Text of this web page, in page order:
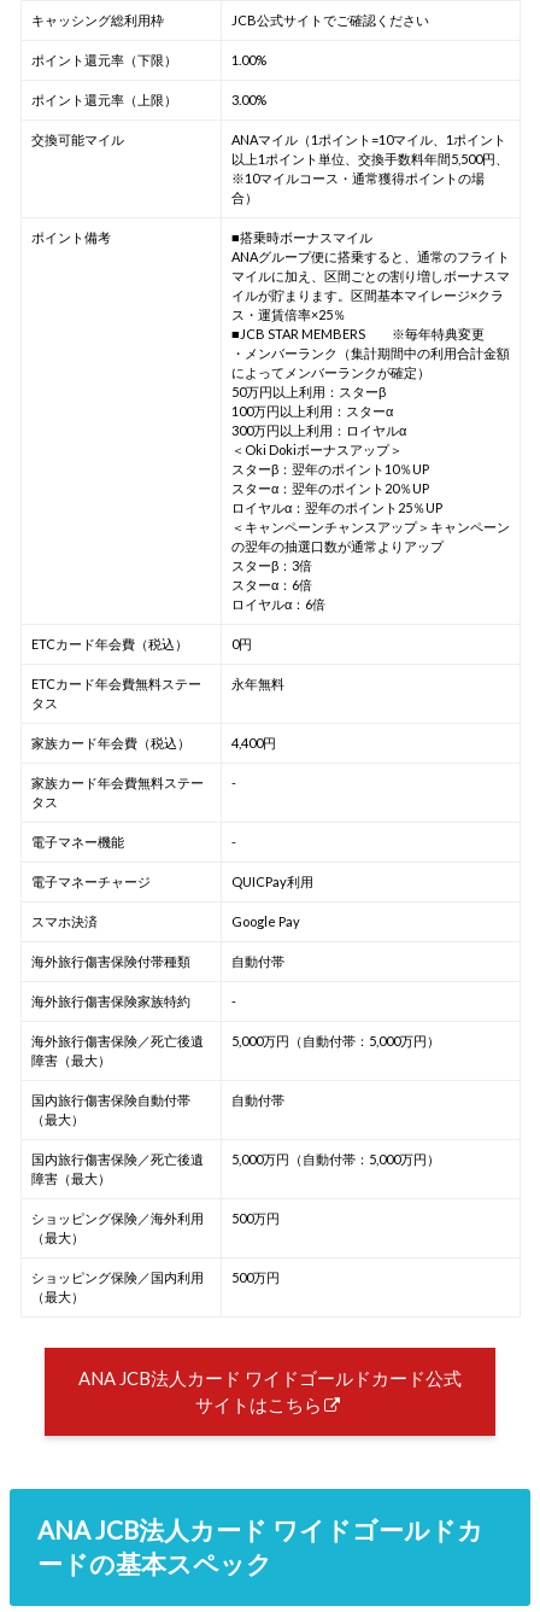
キャッシング総利用枠 JCB公式サイトでご確認ください
ポイント還元率（下限） 1.00%
ポイント還元率（上限） 3.00%
交換可能マイル
ANAマイル（1ポイント=10マイル、1ポイント
以上1ポイント単位、交換手数料年間5,500円、
※10マイルコース・通常獲得ポイントの場
合）
ポイント備考
■搭乗時ボーナスマイル
ANAグループ便に搭乗すると、通常のフライト
マイルに加え、区間ごとの割り増しボーナスマ
イルが貯まります。区間基本マイレージ×クラ
ス・運賃倍率×25％
■JCB STAR MEMBERS ※毎年特典変更
・メンバーランク（集計期間中の利用合計金額
によってメンバーランクが確定）
50万円以上利用：スターβ
100万円以上利用：スターα
300万円以上利用：ロイヤルα
＜Oki Dokiボーナスアップ＞
スターβ：翌年のポイント10％UP
スターα：翌年のポイント20％UP
ロイヤルα：翌年のポイント25％UP
＜キャンペーンチャンスアップ＞キャンペーン
の翌年の抽選口数が通常よりアップ
スターβ：3倍
スターα：6倍
ロイヤルα：6倍
ETCカード年会費（税込） 0円
ETCカード年会費無料ステー
タス
永年無料
家族カード年会費（税込） 4,400円
家族カード年会費無料ステー
タス
-
電子マネー機能 -
電子マネーチャージ QUICPay利用
スマホ決済 Google Pay
海外旅行傷害保険付帯種類 自動付帯
海外旅行傷害保険家族特約 -
海外旅行傷害保険／死亡後遺
障害（最大）
5,000万円（自動付帯：5,000万円）
国内旅行傷害保険自動付帯
（最大）
自動付帯
国内旅行傷害保険／死亡後遺
障害（最大）
5,000万円（自動付帯：5,000万円）
ショッピング保険／海外利用
（最大）
500万円
ショッピング保険／国内利用
（最大）
500万円
ANA JCB法人カード ワイドゴールドカード公式
サイトはこちら
ANA JCB法人カード ワイドゴールドカ
ードの基本スペック